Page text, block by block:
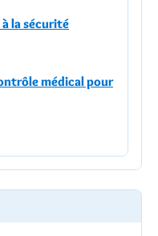
la sécurité
médical pour